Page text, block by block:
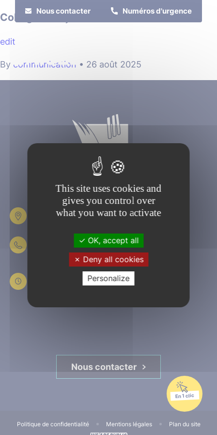
Nous contacter Numéros d'urgence
Collège Françoise Dolto
edit
By communication • 26 août 2025
Place Fulbert de Beina
02 33 84 44 44
Du lundi au jeudi
de 8h30 à 12h et de 13h30 à 17h30
Nous contacter
Politique de confidentialité Mentions légales Plan du site
En 1 clic
Cookies management panel
This site uses cookies and
gives you control over
what you want to activate
OK, accept all
Deny all cookies
Personalize